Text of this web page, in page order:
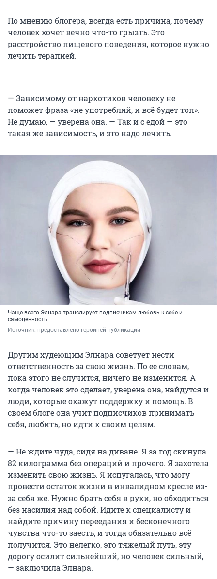
По мнению блогера, всегда есть причина, почему
человек хочет вечно что-то грызть. Это
расстройство пищевого поведения, которое нужно
лечить терапией.
— Зависимому от наркотиков человеку не
поможет фраза «не употребляй, и всё будет топ».
Не думаю, — уверена она. — Так и с едой — это
такая же зависимость, и это надо лечить.
Чаще всего Элнара транслирует подписчикам любовь к себе и
самоценность
Источник: предоставлено героиней публикации
Другим худеющим Элнара советует нести
ответственность за свою жизнь. По ее словам,
пока этого не случится, ничего не изменится. А
когда человек это сделает, уверена она, найдутся и
люди, которые окажут поддержку и помощь. В
своем блоге она учит подписчиков принимать
себя, любить, но идти к своим целям.
— Не ждите чуда, сидя на диване. Я за год скинула
82 килограмма без операций и прочего. Я захотела
изменить свою жизнь. Я испугалась, что могу
провести остаток жизни в инвалидном кресле из-
за себя же. Нужно брать себя в руки, но обходиться
без насилия над собой. Идите к специалисту и
найдите причину переедания и бесконечного
чувства что-то заесть, и тогда обязательно всё
получится. Это нелегко, это тяжелый путь, эту
дорогу осилит сильнейший, но человек сильный,
— заключила Элнара.